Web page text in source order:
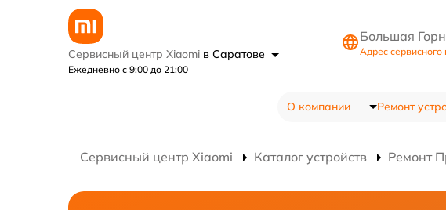
Сервисный центр Xiaomi в Саратове
Ежедневно с 9:00 до 21:00
Большая
Адрес сервисного
О компании Ремонт
Сервисный центр Xiaomi Каталог устройств Ремонт